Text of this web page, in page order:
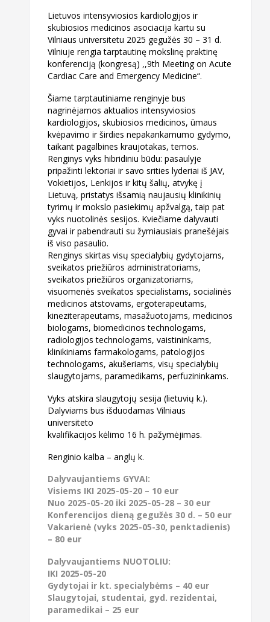
Lietuvos intensyviosios kardiologijos ir
skubiosios medicinos asociacija kartu su
Vilniaus universitetu 2025 gegužės 30 – 31 d.
Vilniuje rengia tarptautinę mokslinę praktinę
konferenciją (kongresą) ,,9th Meeting on Acute
Cardiac Care and Emergency Medicine“.
Šiame tarptautiniame renginyje bus
nagrinėjamos aktualios intensyviosios
kardiologijos,skubiosios medicinos, ūmaus
kvėpavimo ir širdies nepakankamumo gydymo,
taikant pagalbines kraujotakas, temos.
Renginys vyks hibridiniu būdu: pasaulyje
pripažinti lektoriai ir savo srities lyderiai iš JAV,
Vokietijos, Lenkijos ir kitų šalių, atvykę į
Lietuvą, pristatys išsamią naujausių klinikinių
tyrimų irmokslo pasiekimų apžvalgą, taip pat
vyks nuotolinės sesijos. Kviečiame dalyvauti
gyvai irpabendrauti su žymiausiais pranešėjais
iš viso pasaulio.
Renginys skirtas visų specialybių gydytojams,
sveikatos priežiūros administratoriams,
sveikatospriežiūros organizatoriams,
visuomenės sveikatos specialistams, socialinės
medicinos atstovams, ergoterapeutams,
kineziterapeutams, masažuotojams, medicinos
biologams, biomedicinos technologams,
radiologijos technologams, vaistininkams,
klinikiniams farmakologams, patologijos
technologams, akušeriams, visų specialybių
slaugytojams, paramedikams, perfuzininkams.
Vyks atskira slaugytojų sesija (lietuvių k.).
Dalyviams bus išduodamas Vilniaus
universiteto
kvalifikacijos kėlimo 16 h. pažymėjimas.
Renginio kalba – anglų k.
Dalyvaujantiems GYVAI:
Visiems IKI 2025-05-20 – 10 eur
Nuo 2025-05-20 iki 2025-05-28 – 30 eur
Konferencijos dieną gegužės 30 d. – 50 eur
Vakarienė (vyks 2025-05-30, penktadienis)
– 80 eur
Dalyvaujantiems NUOTOLIU:
IKI 2025-05-20
Gydytojai ir kt. specialybėms – 40 eur
Slaugytojai, studentai, gyd. rezidentai,
paramedikai – 25 eur